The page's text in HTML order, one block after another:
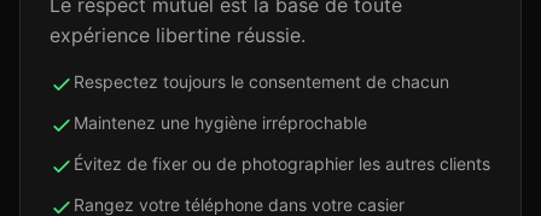
Le respect mutuel est la base de toute
expérience libertine réussie.
Respectez toujours le consentement de chacun
Maintenez une hygiène irréprochable
Évitez de fixer ou de photographier les autres clients
Rangez votre téléphone dans votre casier